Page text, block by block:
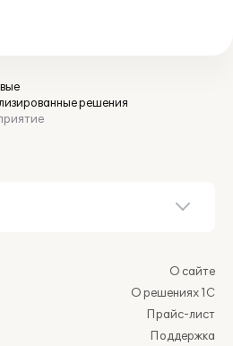
решения
О сайте
О решениях 1С
Прайс-лист
Поддержка